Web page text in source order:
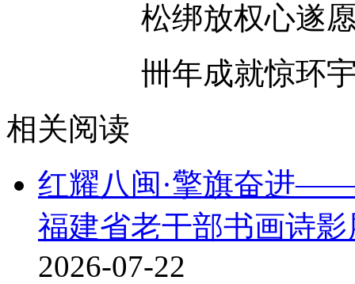
松绑放权心遂
卌年成就惊环
相关阅读
红耀八闽·擎旗奋进
福建省老干部书画诗
2026-07-22